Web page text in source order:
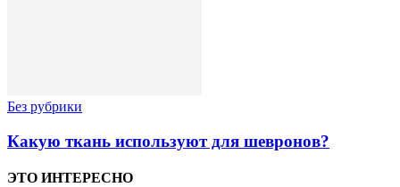
Без рубрики
Какую ткань используют для шевронов?
ЭТО ИНТЕРЕСНО